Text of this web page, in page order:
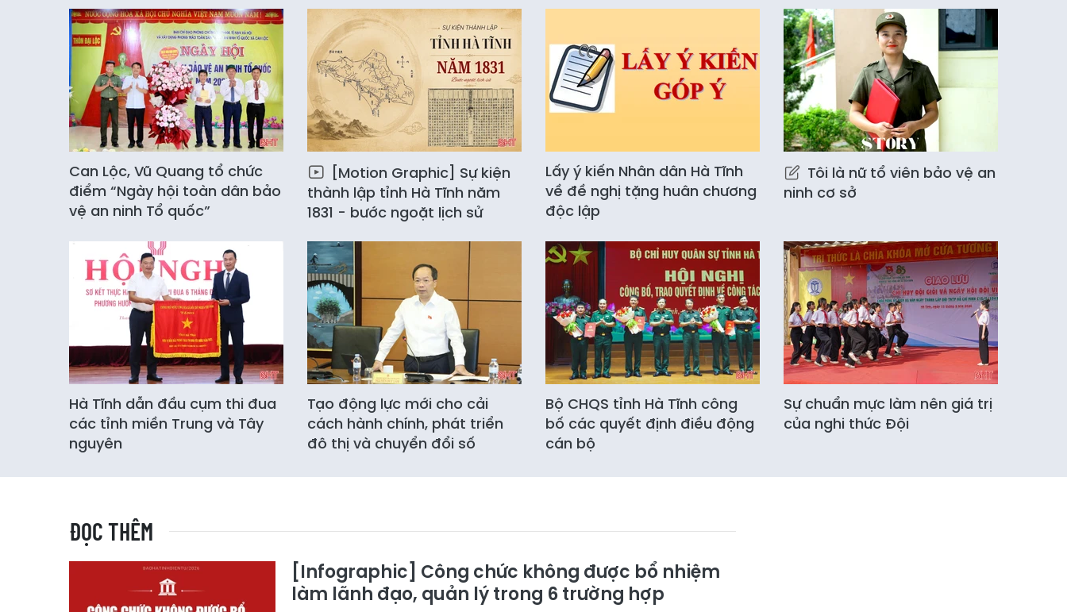
Can Lộc, Vũ Quang tổ chức
điểm “Ngày hội toàn dân bảo
vệ an ninh Tổ quốc”
[Motion Graphic] Sự kiện
thành lập tỉnh Hà Tĩnh năm
1831 - bước ngoặt lịch sử
Lấy ý kiến Nhân dân Hà Tĩnh
về đề nghị tặng huân chương
độc lập
Tôi là nữ tổ viên bảo vệ an
ninh cơ sở
Hà Tĩnh dẫn đầu cụm thi đua
các tỉnh miền Trung và Tây
nguyên
Tạo động lực mới cho cải
cách hành chính, phát triển
đô thị và chuyển đổi số
Bộ CHQS tỉnh Hà Tĩnh công
bố các quyết định điều động
cán bộ
Sự chuẩn mực làm nên giá trị
của nghi thức Đội
ĐỌC THÊM
[Infographic] Công chức không được bổ nhiệm
làm lãnh đạo, quản lý trong 6 trường hợp